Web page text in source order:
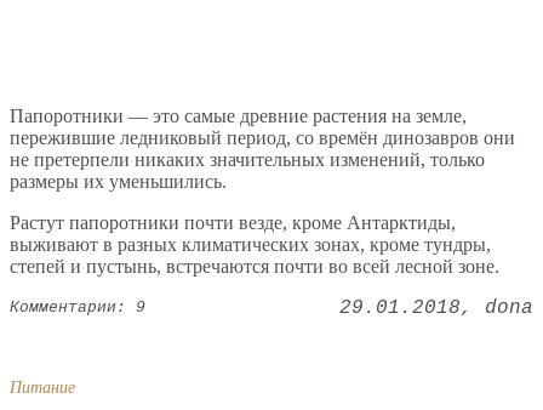
Папоротники — это самые древние растения на земле,
пережившие ледниковый период, со времён динозавров они
не претерпели никаких значительных изменений, только
размеры их уменьшились.
Растут папоротники почти везде, кроме Антарктиды,
выживают в разных климатических зонах, кроме тундры,
степей и пустынь, встречаются почти во всей лесной зоне.
Комментарии: 9 29.01.2018 dona
Питание